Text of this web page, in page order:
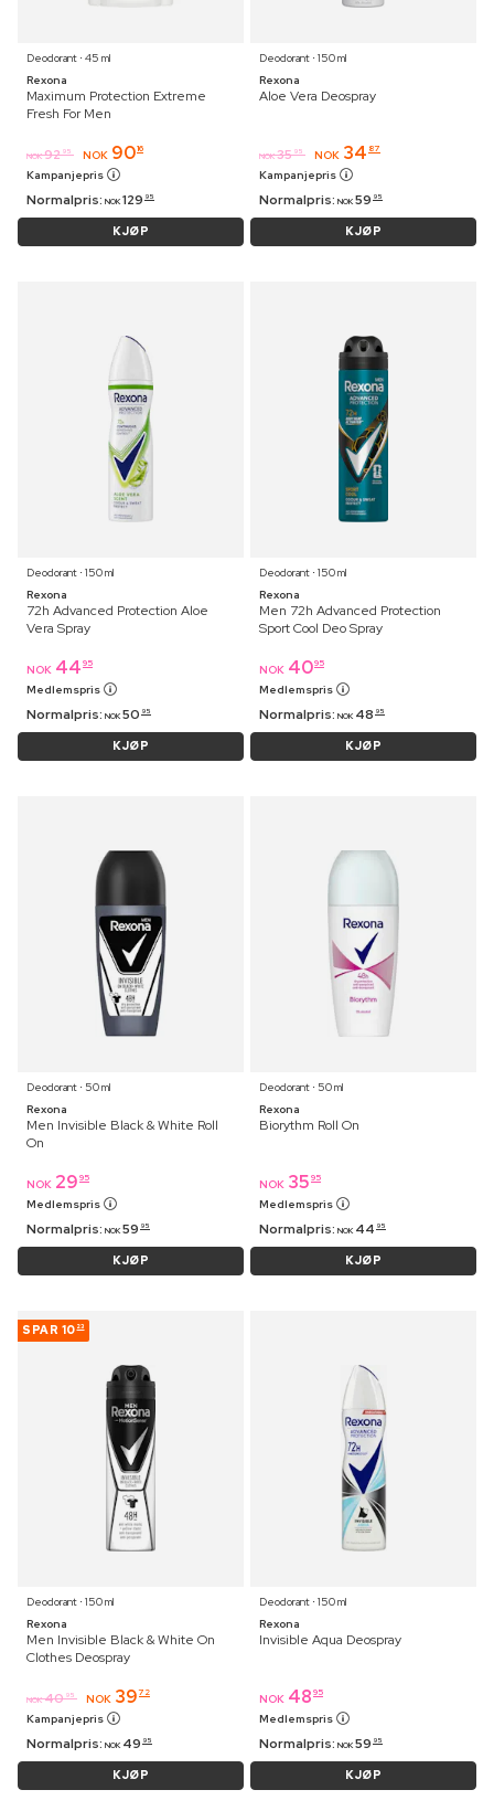
Deodorant ⋅ 45 ml
Rexona
Maximum Protection Extreme
Fresh For Men
NOK 92 95 NOK 9016
Kampanjepris
Normalpris: NOK 129 95
KJØP
Deodorant ⋅ 150 ml
Rexona
Aloe Vera Deospray
NOK 35 95 NOK 34 87
Kampanjepris
Normalpris: NOK 59 95
KJØP
Deodorant ⋅ 150 ml
Rexona
72h Advanced Protection Aloe
Vera Spray
NOK 44 95
Medlemspris
Normalpris: NOK 50 95
KJØP
Deodorant ⋅ 150 ml
Rexona
Men 72h Advanced Protection
Sport Cool Deo Spray
NOK 4095
Medlemspris
Normalpris: NOK 48 95
KJØP
Deodorant ⋅ 50 ml
Rexona
Men Invisible Black & White Roll
On
NOK 29 95
Medlemspris
Normalpris: NOK 59 95
KJØP
Deodorant ⋅ 50 ml
Rexona
Biorythm Roll On
NOK 35 95
Medlemspris
Normalpris: NOK 44 95
KJØP
SPAR 10 23
Deodorant ⋅ 150 ml
Rexona
Men Invisible Black & White On
Clothes Deospray
NOK 40 95 NOK 39 72
Kampanjepris
Normalpris: NOK 49 95
KJØP
Deodorant ⋅ 150 ml
Rexona
Invisible Aqua Deospray
NOK 48 95
Medlemspris
Normalpris: NOK 59 95
KJØP